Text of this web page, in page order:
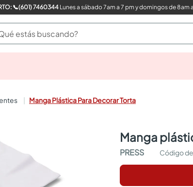
COMPRA CON UN EXPERTO: 📞(601) 7460344Lunes a sábado 7am a 7 pm y domingos de 8am
estás buscando?
Manga Plástica Para Decorar Torta
manga
PRESS
armarios closet